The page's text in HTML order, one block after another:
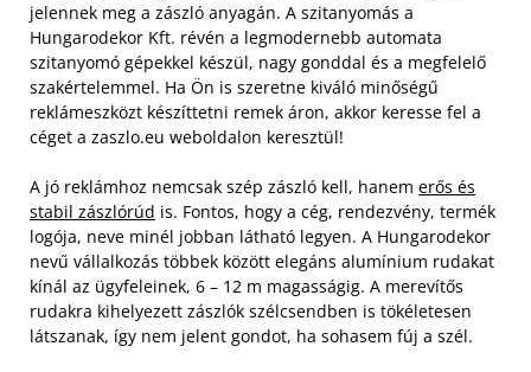
jelennek meg a zászló anyagán. A szitanyomás a
Hungarodekor Kft. révén a legmodernebb automata
szitanyomó gépekkel készül, nagy gonddal és a megfelelő
szakértelemmel. Ha Ön is szeretne kiváló minőségű
reklámeszközt készíttetni remek áron, akkor keresse fel a
céget a zaszlo.eu weboldalon keresztül!
A jó reklámhoz nemcsak szép zászló kell, hanem erős és
stabil zászlórúd is. Fontos, hogy a cég, rendezvény, termék
logója, neve minél jobban látható legyen. A Hungarodekor
nevű vállalkozás többek között elegáns alumínium rudakat
kínál az ügyfeleinek, 6 – 12 m magasságig. A merevítős
rudakra kihelyezett zászlók szélcsendben is tökéletesen
látszanak, így nem jelent gondot, ha sohasem fúj a szél.